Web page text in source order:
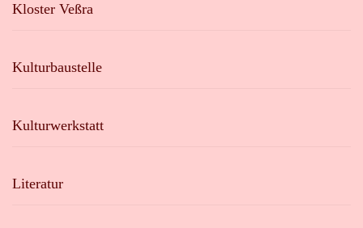
Kloster Veßra
Kulturbaustelle
Kulturwerkstatt
Literatur